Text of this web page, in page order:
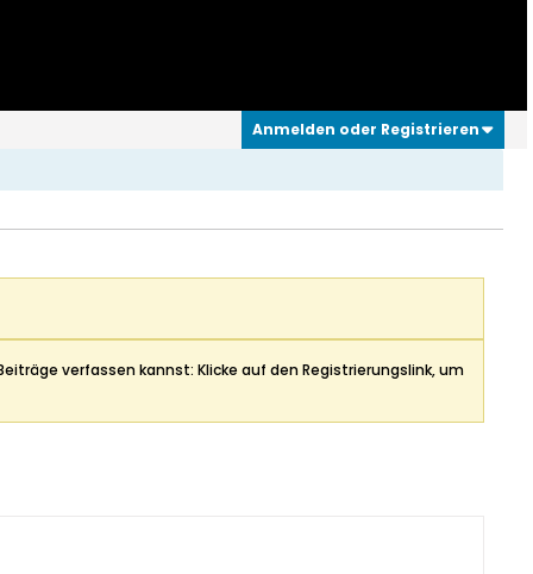
Anmelden oder Registrieren
verfassen kannst: Klicke auf den Registrierungslink, um